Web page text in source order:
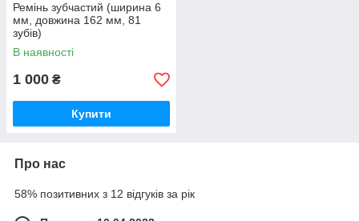
Ремінь зубчастий (ширина 6
мм, довжина 162 мм, 81
зубів)
В наявності
1 000 ₴
Купити
Про нас
58% позитивних з 12 відгуків за рік